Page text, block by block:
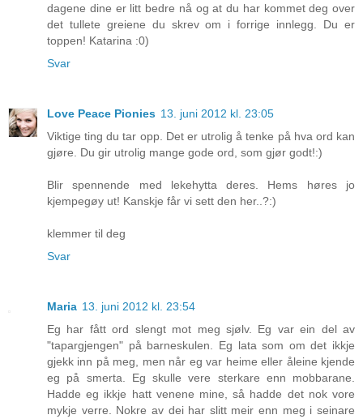
dagene dine er litt bedre nå og at du har kommet deg over
det tullete greiene du skrev om i forrige innlegg. Du er
toppen! Katarina :0)
Svar
Love Peace Pionies 13. juni 2012 kl. 23:05
Viktige ting du tar opp. Det er utrolig å tenke på hva ord kan
gjøre. Du gir utrolig mange gode ord, som gjør godt!:)
Blir spennende med lekehytta deres. Hems høres jo
kjempegøy ut! Kanskje får vi sett den her..?:)
klemmer til deg
Svar
Maria 13. juni 2012 kl. 23:54
Eg har fått ord slengt mot meg sjølv. Eg var ein del av
"tapargjengen" på barneskulen. Eg lata som om det ikkje
gjekk inn på meg, men når eg var heime eller åleine kjende
eg på smerta. Eg skulle vere sterkare enn mobbarane.
Hadde eg ikkje hatt venene mine, så hadde det nok vore
mykje verre. Nokre av dei har slitt meir enn meg i seinare